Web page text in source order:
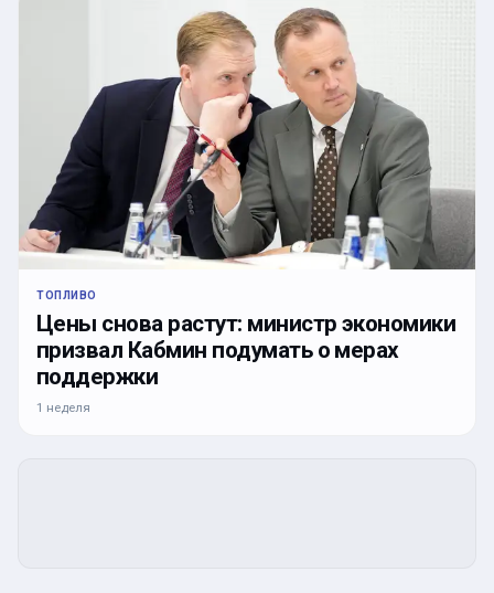
ТОПЛИВО
Цены снова растут: министр экономики
призвал Кабмин подумать о мерах
поддержки
1 неделя